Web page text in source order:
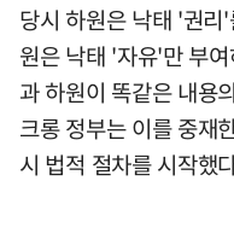
당시 하원은 낙태 '권
원은 낙태 '자유'만 부
과 하원이 똑같은 내용
크롱 정부는 이를 중재
시 법적 절차를 시작했